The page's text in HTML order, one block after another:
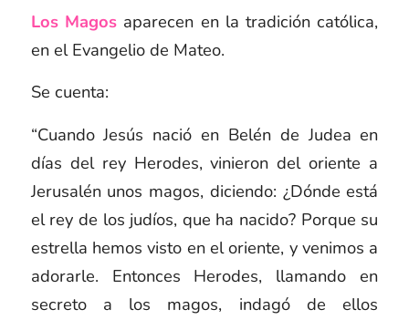
Los Magosaparecen en la tradición católica,
en el Evangelio de Mateo.
Se cuenta:
“Cuando Jesús nació en Belén de Judea en
días del rey Herodes, vinieron del oriente a
Jerusalén unos magos, diciendo: ¿Dónde está
el rey de los judíos, que ha nacido? Porque su
estrella hemos visto en el oriente, y venimos a
adorarle. Entonces Herodes, llamando en
secreto a los magos, indagó de ellos